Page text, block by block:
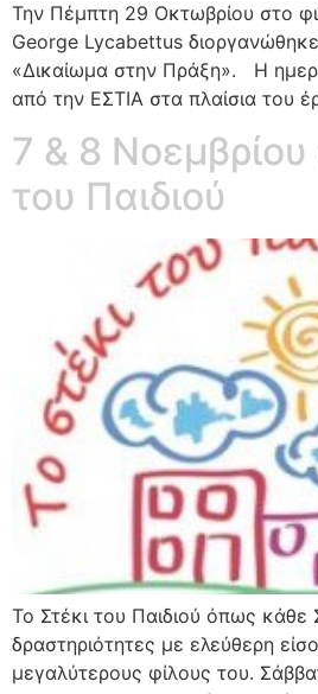
Την Πέμπτη 29 Οκτωβρίου στο
George Lycabettus διοργανώθηκε
«Δικαίωμα στην Πράξη». H
από την ΕΣΤΙΑ στα πλαίσια του
7 & 8 Νοεμβρίου
του Παιδιού
Το Στέκι του Παιδιού όπως κάθε
δραστηριότητες με ελεύθερη
μεγαλύτερους φίλους του.